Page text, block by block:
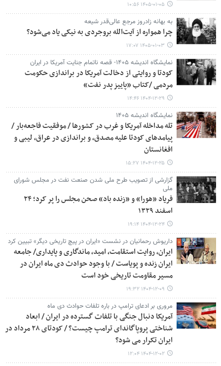
۱۴۰۵-۰۱-۰۵ ۱۰:۵۶
به بهانه زادروز مرجع عالی‌قدر شیعه
چرا همواره از آیت‌الله بروجردی به نیکی یاد می‌شود؟
۱۴۰۵-۰۱-۰۳ ۱۷:۰۷
نمایشگاه اندیشه ۱۴۰۵- قصه ناتمام جنایت آمریکا در ایران
کودتا و روایتی از دخالت آمریکا در براندازی حکومت
مردمی /کتاب «پاییز پدر نفت»
۱۴۰۴-۱۲-۲۹ ۱۴:۴۶
نمایشگاه اندیشه ۱۴۰۵
تله مداخله آمریکا و غرب در کشورها / موفقیت فاجعه‌بار /
پیامدهای کودتا علیه مصدق، و براندازی در عراق، لیبی و
افغانستان
۱۴۰۴-۱۲-۲۵ ۱۵:۲۷
گزارشی از تصویب طرح ملی شدن صنعت نفت در مجلس شورای
ملی
فریاد «هورا» و «زنده باد» صحن مجلس را پر کرد؛ ۲۴
اسفند ۱۳۲۹
۱۴۰۴-۱۲-۲۴ ۱۹:۱۴
داریوش رحمانیان در نشست «ایران در پیچ تاریخی دیگر» تبیین کرد
ایران، روایت استقامت، امید، ماندگاری و پایداری/ جامعه
ایران زنده و پویاست / با وجود حوادث دی ماه ایران در
مسیر مقاومت تاریخی خود است
۱۴۰۴-۱۲-۰۹ ۱۹:۳۲
مروری بر ادعای ترامپ در باره تلفات حوادث دی ماه
آمریکا دنبال جنگی با تلفات گسترده در ایران / ابعاد
شناختی پروپاگاندای ترامپ چیست؟ / کودتای ۲۸ مرداد در
ایران تکرار می شود؟
۱۴۰۴-۱۲-۰۲ ۱۲:۰۴